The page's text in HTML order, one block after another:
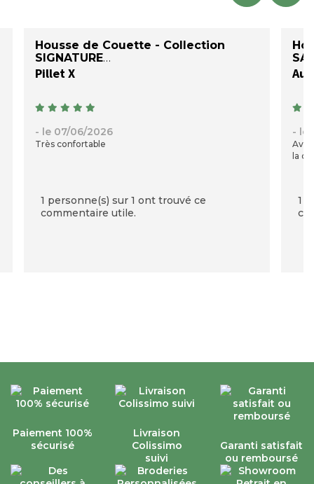
Housse de Couette - Collection
SIGNATURE
Pillet X
- le 07/06/2026
Très confortable
1 personne(s) sur 1 ont trouvé ce
commentaire utile.
- le
la
1
Paiement 100%
sécurisé
Livraison
Colissimo
suivi
Garanti satisfait
ou remboursé